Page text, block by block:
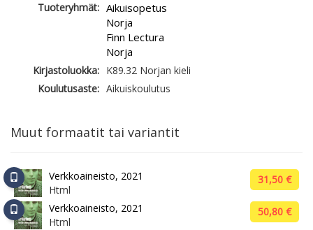
Tuoteryhmät: Aikuisopetus
Norja
Finn Lectura
Norja
Kirjastoluokka: K89.32 Norjan kieli
Koulutusaste: Aikuiskoulutus
Muut formaatit tai variantit
Verkkoaineisto, 2021
Html
31,50 €
Verkkoaineisto, 2021
Html
50,80 €